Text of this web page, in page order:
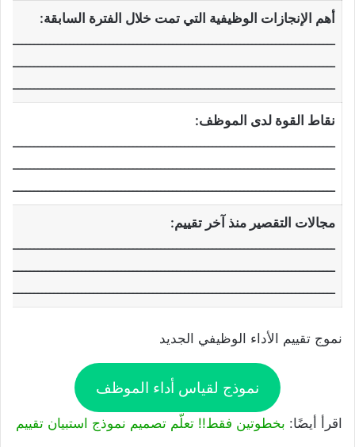
أهم الإنجازات الوظيفية التي تمت خلال الفترة السابقة:
نقاط القوة لدى الموظف:
مجالات التقصير منذ آخر تقييم:
نموج تقييم الأداء الوظيفي الجديد
نموذج لقياس أداء الموظف
اقرأ أيضًا: بخطوتين فقط!! تعلّم تصميم نموذج استبيان تقييم